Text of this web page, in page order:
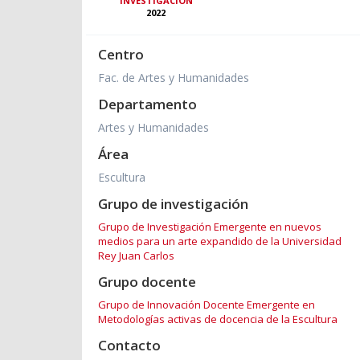
2022
Centro
Fac. de Artes y Humanidades
Departamento
Artes y Humanidades
Área
Escultura
Grupo de investigación
Grupo de Investigación Emergente en nuevos
medios para un arte expandido de la Universidad
Rey Juan Carlos
Grupo docente
Grupo de Innovación Docente Emergente en
Metodologías activas de docencia de la Escultura
Contacto